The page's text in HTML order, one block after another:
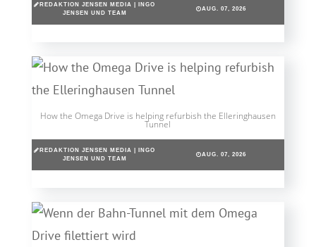
REDAKTION JENSEN MEDIA | INGO
JENSEN UND TEAM
AUG. 07, 2026
How the Omega Drive is helping refurbish the Elleringhausen
Tunnel
REDAKTION JENSEN MEDIA | INGO
JENSEN UND TEAM
AUG. 07, 2026